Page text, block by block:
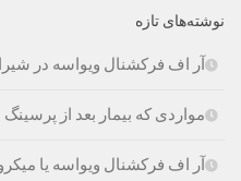
نوشته‌های تازه
آر اف فرکشنال ویواسه در
مواردی که بیمار بعد از پرسینگ
آر اف فرکشنال ویواسه یا